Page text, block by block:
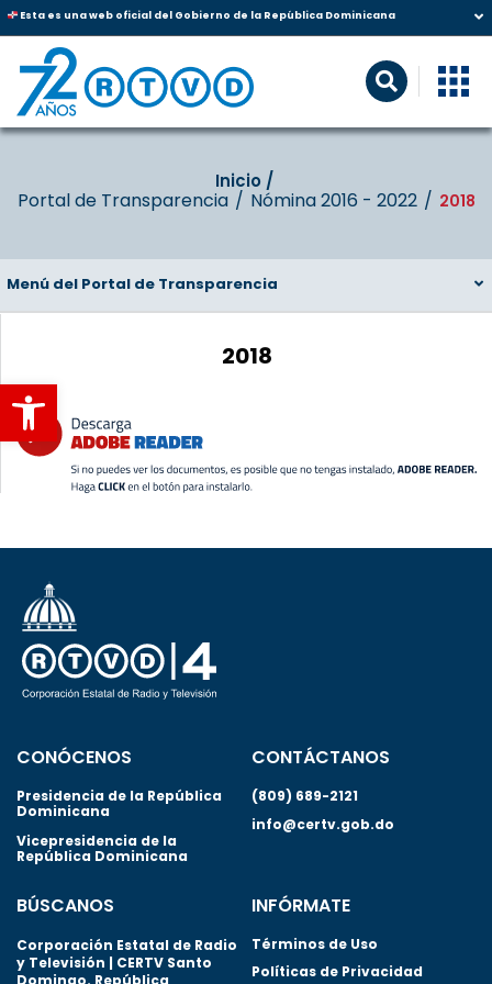
Abrir barra de herramientas
Esta es una web oficial del Gobierno de la República Dominicana
Inicio‎‎ /‎ ‎
Portal de Transparencia Nómina 2016 - 2022 2018
Menú del Portal de Transparencia
2018
CONÓCENOS
Presidencia de la República
Dominicana
Vicepresidencia de la
República Dominicana
CONTÁCTANOS
(809) 689-2121
info@certv.gob.do
BÚSCANOS
Corporación Estatal de Radio
y Televisión | CERTV Santo
Domingo. República
INFÓRMATE
Términos de Uso
Políticas de Privacidad